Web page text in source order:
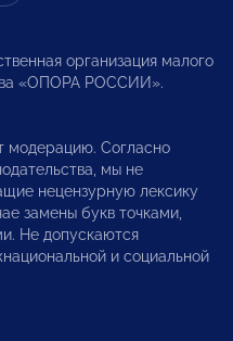
организация малого
«ОПОРА РОССИИ».
модерацию. Согласно
мы не
нецензурную лексику
замены букв точками,
Не допускаются
и социальной